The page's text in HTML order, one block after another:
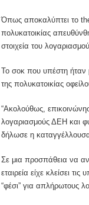
Όπως αποκαλύπτει το
πολυκατοικίας
στοιχεία του
Το σοκ που υπέστη ήταν
της πολυκατοικίας
“Ακολούθως,
λογαριασμούς ΔΕΗ και
δήλωσε η
Σε μια προσπάθεια να
εταιρεία είχε κλείσει
“φέσι” για απλήρωτους